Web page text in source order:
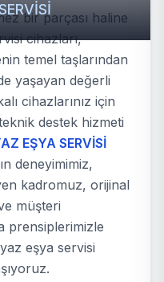
bir parçası haline
cihazları,
temel taşlarından
yaşayan değerli
cihazlarınız için
destek hizmeti
EŞYA SERVİSİ
deneyimimiz,
kadromuz, orijinal
müşteri
prensiplerimizle
eşya servisi